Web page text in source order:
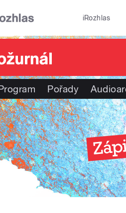
iRozhlas
Pořady